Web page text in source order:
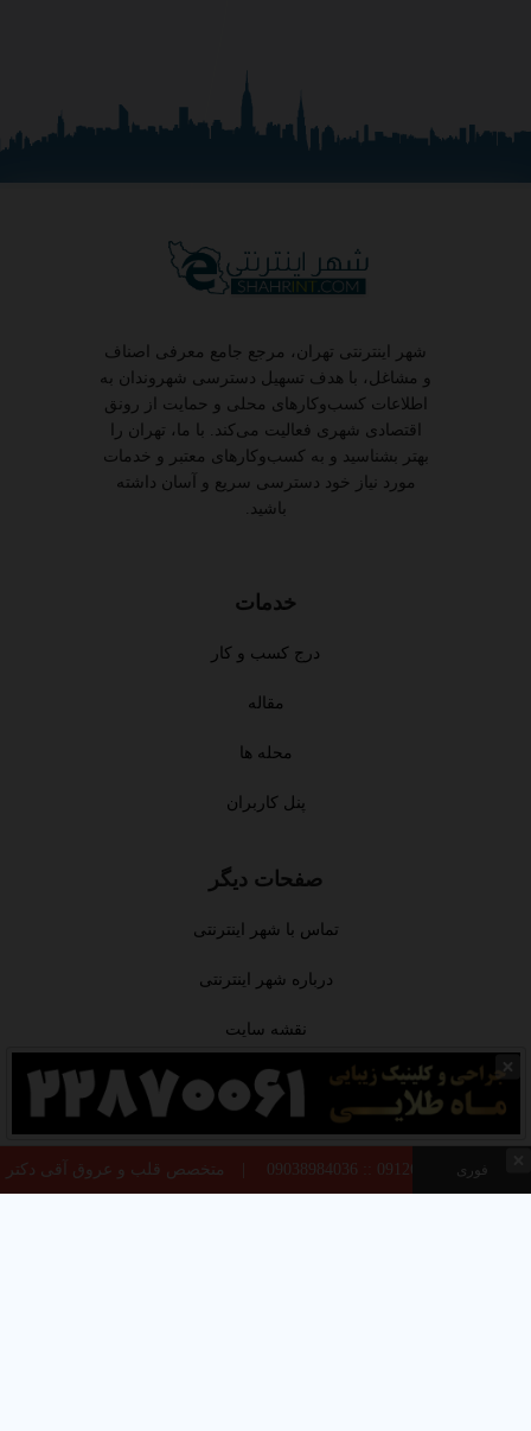
فوری متخصص قلب و عروق آقی دکتر سجاد سالکی در غرب تهران | 🫀شماره تماس 09196223180::02144748562| 🫀 دکتر سجاد سالکی؛ بهترین همراه
شهر اینترنتی تهران، مرجع جامع معرفی اصناف
و مشاغل، با هدف تسهیل دسترسی شهروندان به
اطلاعات کسب‌وکارهای محلی و حمایت از رونق
اقتصادی شهری فعالیت می‌کند. با ما، تهران را
بهتر بشناسید و به کسب‌وکارهای معتبر و خدمات
مورد نیاز خود دسترسی سریع و آسان داشته
باشید.
خدمات
درج کسب و کار
مقاله
محله ها
پنل کاربران
صفحات دیگر
تماس با شهر اینترنتی
درباره شهر اینترنتی
نقشه سایت
سوالات متداول